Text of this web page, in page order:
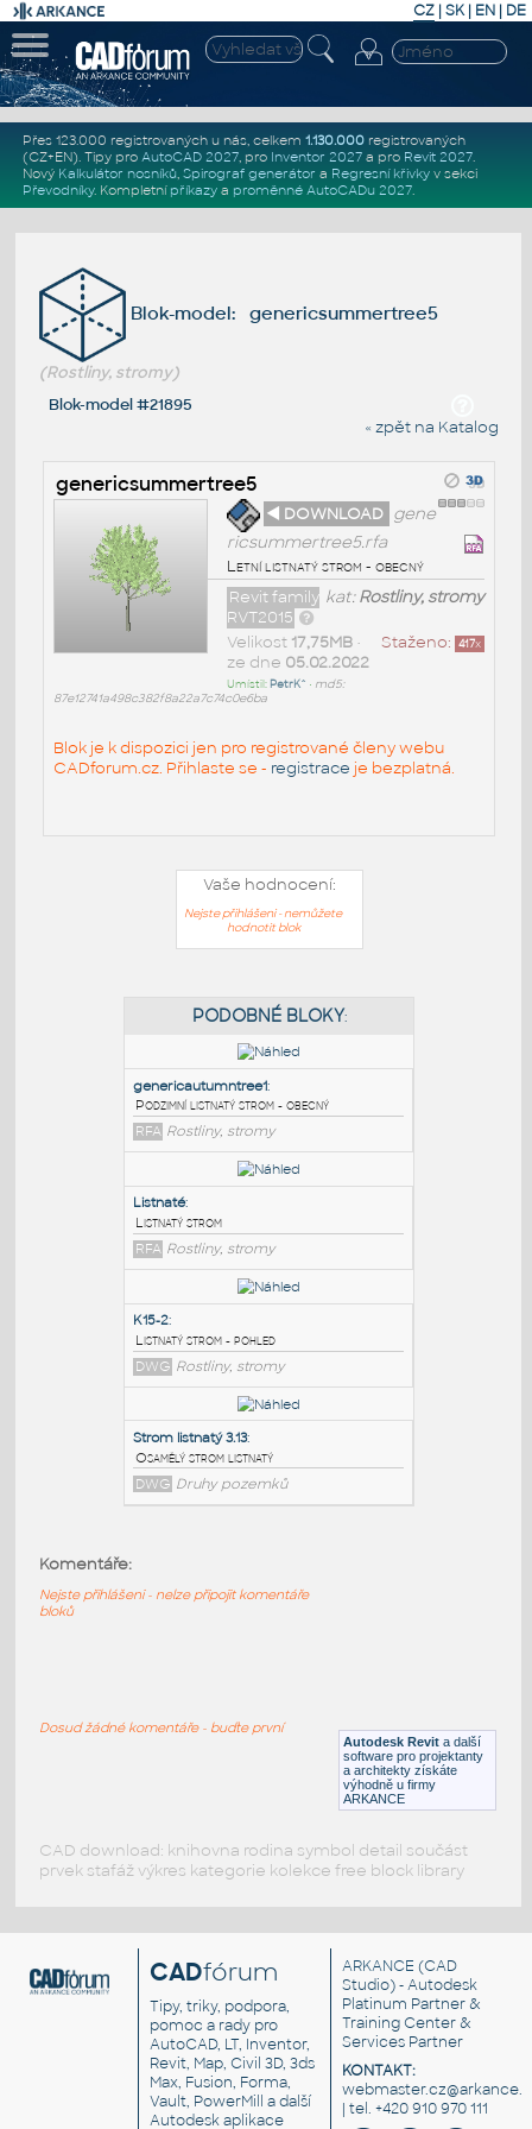
CZ | SK| EN | DE
Přes 123.000 registrovaných u nás, celkem 1.130.000registrovaných
(CZ+EN). Tipy pro AutoCAD 2027, pro Inventor 2027a pro Revit 2027.
Nový Kalkulátor nosníků, Spirograf generátor a Regresní křivkyv sekci
Převodníky. Kompletní příkazya proměnné AutoCADu 2027.
Blok-model: genericsummertree5
(Rostliny, stromy)
Blok-model #21895
« zpět na Katalog
genericsummertree5
◄ DOWNLOAD gene
ricsummertree5.rfa
Letní listnatý strom - obecný
kat:Rostliny, stromy
Revit family
RVT2015
Staženo: 417x
Velikost 17,75MB•
ze dne 05.02.2022
Umístil: PetrK^ • md5:
87e12741a498c382f8a22a7c74c0e6ba
Blok je k dispozici jen pro registrované členy webu
CADforum.cz. Přihlaste se - registrace je bezplatná.
Vaše hodnocení:
Nejste přihlášeni - nemůžete
hodnotit blok
PODOBNÉ BLOKY
genericautumntree1
Podzimní listnatý strom - obecný
RFA
Listnaté:
Listnatý strom
RFA Rostliny, stromy
DWG
Rostliny, stromy
Autodesk Revit a další
software pro projektanty
a architekty získáte
výhodně u firmy
ARKANCE
Komentáře:
Nejste přihlášeni - nelze připojit komentáře
bloků
Dosud žádné komentáře - buďte první
CAD download: knihovna rodina symbol detail součást
prvek stafáž výkres kategorie kolekce free block library
CADfórum
Tipy, triky, podpora,
pomoc a rady pro
AutoCAD, LT, Inventor,
Revit, Map, Civil 3D, 3ds
Max, Fusion, Forma,
Vault, PowerMill a další
Autodesk aplikace
ARKANCE (CAD
Studio) - Autodesk
Platinum Partner &
Training Center &
Services Partner
KONTAKT:
| tel. +420 910 970 111